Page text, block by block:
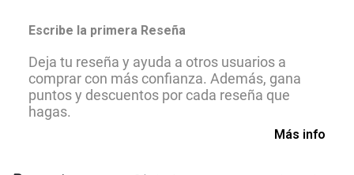
Escribe la primera Reseña
Deja tu reseña y ayuda a otros usuarios a
comprar con más confianza. Además, gana
puntos y descuentos por cada reseña que
hagas.
Más info